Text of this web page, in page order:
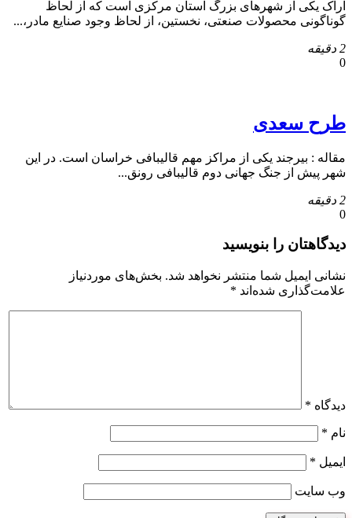
اراک یکی از شهرهای بزرگ استان مرکزی است که از لحاظ
گوناگونی محصولات صنعتی، نخستین، از لحاظ وجود صنایع مادر،...
2 دقیقه
0
طرح سعدی
مقاله : بیرجند یکی از مراکز مهم قالیبافی خراسان است. در این
شهر پیش از جنگ جهانی دوم قالیبافی رونق...
2 دقیقه
0
دیدگاهتان را بنویسید
نشانی ایمیل شما منتشر نخواهد شد. بخش‌های موردنیاز
علامت‌گذاری شده‌اند *
دیدگاه *
نام *
ایمیل *
وب‌ سایت